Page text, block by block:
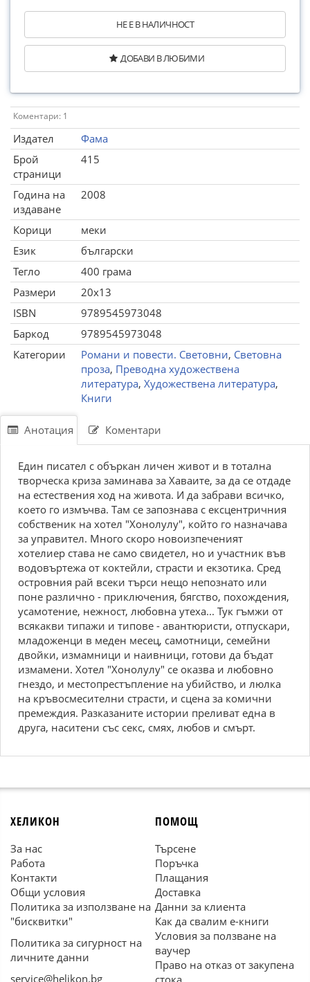
НЕ Е В НАЛИЧНОСТ
ДОБАВИ В ЛЮБИМИ
Коментари: 1
Издател
Фама
Брой
страници
415
Година на
издаване
2008
Корици
меки
Език
български
Тегло
400 грама
Размери
20x13
ISBN
9789545973048
Баркод
9789545973048
Категории
Романи и повести. Световни, Световна
проза, Преводна художествена
литература, Художествена литература,
Книги
Анотация Коментари
Един писател с объркан личен живот и в тотална
творческа криза заминава за Хаваите, за да се отдаде
на естествения ход на живота. И да забрави всичко,
което го измъчва. Там се запознава с ексцентричния
собственик на хотел "Хонолулу", който го назначава
за управител. Много скоро новоизпеченият
хотелиер става не само свидетел, но и участник във
водовъртежа от коктейли, страсти и екзотика. Сред
островния рай всеки търси нещо непознато или
поне различно - приключения, бягство, похождения,
усамотение, нежност, любовна утеха... Тук гъмжи от
всякакви типажи и типове - авантюристи, отпускари,
младоженци в меден месец, самотници, семейни
двойки, измамници и наивници, готови да бъдат
измамени. Хотел "Хонолулу" се оказва и любовно
гнездо, и местопрестъпление на убийство, и люлка
на кръвосмесителни страсти, и сцена за комични
премеждия. Разказаните истории преливат една в
друга, наситени със секс, смях, любов и смърт.
ХЕЛИКОН
За нас
Работа
Контакти
Общи условия
Политика за използване на
"бисквитки"
Политика за сигурност на
личните данни
service@helikon.bg
ПОМОЩ
Търсене
Поръчка
Плащания
Доставка
Данни за клиента
Как да свалим е-книги
Условия за ползване на
ваучер
Право на отказ от закупена
стока